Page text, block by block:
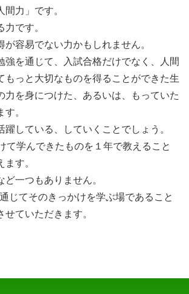
力」です。
力です。
が容易でない力かもしれません。
強を通じて、入試合格だけでなく、人間
もっと大切なものを得ることができた生
力を身につけた、あるいは、もっていた
。
躍している、していくことでしょう。
て学んできたものを１年で教えること
す。
ど一つもありません。
じてそのきっかけを学ぶ場であること
せていただきます。